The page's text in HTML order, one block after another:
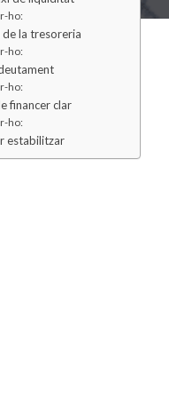
ho:
la tresoreria
ho:
ho:
financer clar
ho:
estabilitzar